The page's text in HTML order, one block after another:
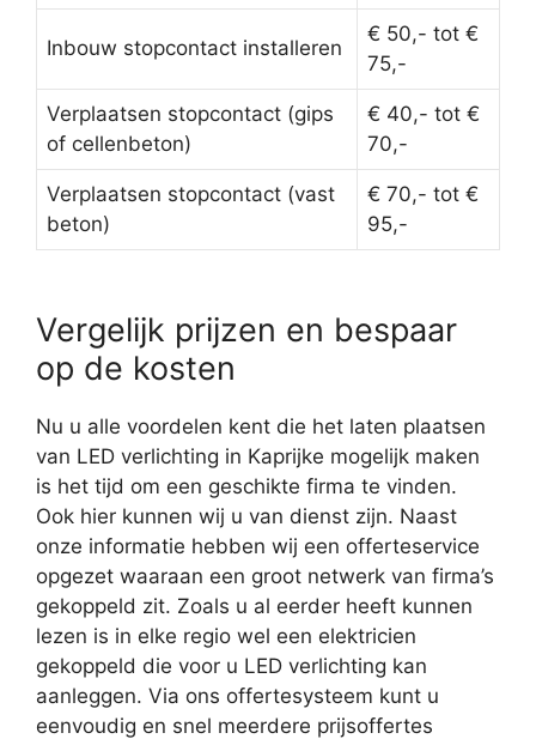
Inbouw stopcontact installeren
€ 50,- tot €
75,-
Verplaatsen stopcontact (gips
of cellenbeton)
€ 40,- tot €
70,-
Verplaatsen stopcontact (vast
beton)
€ 70,- tot €
95,-
Vergelijk prijzen en bespaar
op de kosten
Nu u alle voordelen kent die het laten plaatsen
van LED verlichting in Kaprijke mogelijk maken
is het tijd om een geschikte firma te vinden.
Ook hier kunnen wij u van dienst zijn. Naast
onze informatie hebben wij een offerteservice
opgezet waaraan een groot netwerk van firma’s
gekoppeld zit. Zoals u al eerder heeft kunnen
lezen is in elke regio wel een elektricien
gekoppeld die voor u LED verlichting kan
aanleggen. Via ons offertesysteem kunt u
eenvoudig en snel meerdere prijsoffertes